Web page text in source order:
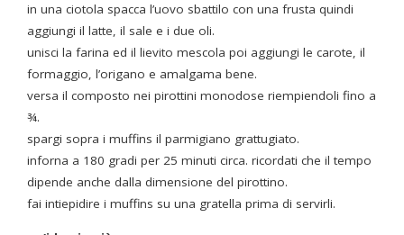
in una ciotola spacca l’uovo sbattilo con una frusta quindi
aggiungi il latte, il sale e i due oli.
unisci la farina ed il lievito mescola poi aggiungi le carote, il
formaggio, l’origano e amalgama bene.
versa il composto nei pirottini monodose riempiendoli fino a
¾.
spargi sopra i muffins il parmigiano grattugiato.
inforna a 180 gradi per 25 minuti circa. ricordati che il tempo
dipende anche dalla dimensione del pirottino.
fai intiepidire i muffins su una gratella prima di servirli.